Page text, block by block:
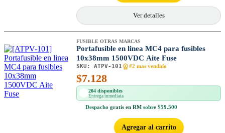
Ver detalles
FUSIBLE OTRAS MARCAS
Portafusible en linea MC4 para fusibles
10x38mm 1500VDC Aite Fuse
SKU: ATPV-101 #2 mas vendido
$7.128
204 disponibles
Entrega inmediata
Despacho gratis en RM sobre $59.500
Agregar al carrito